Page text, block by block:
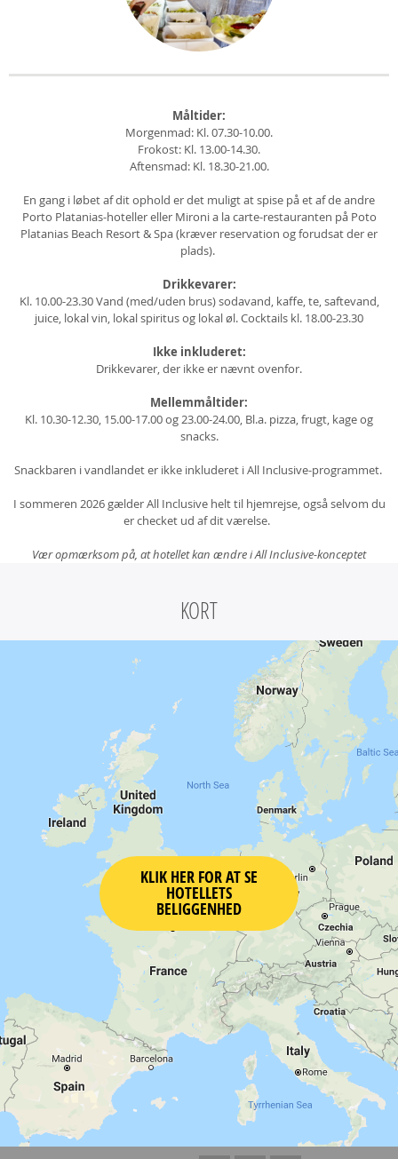
Måltider:
Morgenmad: Kl. 07.30-10.00.
Frokost: Kl. 13.00-14.30.
Aftensmad: Kl. 18.30-21.00.
En gang i løbet af dit ophold er det muligt at spise på et af de andre
Porto Platanias-hoteller eller Mironi a la carte-restauranten på Poto
Platanias Beach Resort & Spa (kræver reservation og forudsat der er
plads).
Drikkevarer:
Kl. 10.00-23.30 Vand (med/uden brus) sodavand, kaffe, te, saftevand,
juice, lokal vin, lokal spiritus og lokal øl. Cocktails kl. 18.00-23.30
Ikke inkluderet:
Drikkevarer, der ikke er nævnt ovenfor.
Mellemmåltider:
Kl. 10.30-12.30, 15.00-17.00 og 23.00-24.00, Bl.a. pizza, frugt, kage og
snacks.
Snackbaren i vandlandet er ikke inkluderet i All Inclusive-programmet.
I sommeren 2026 gælder All Inclusive helt til hjemrejse, også selvom du
er checket ud af dit værelse.
Vær opmærksom på, at hotellet kan ændre i All Inclusive-konceptet
KORT
KLIK HER FOR AT SE
HOTELLETS
BELIGGENHED